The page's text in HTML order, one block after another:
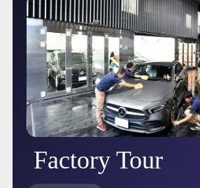
Factory Tour